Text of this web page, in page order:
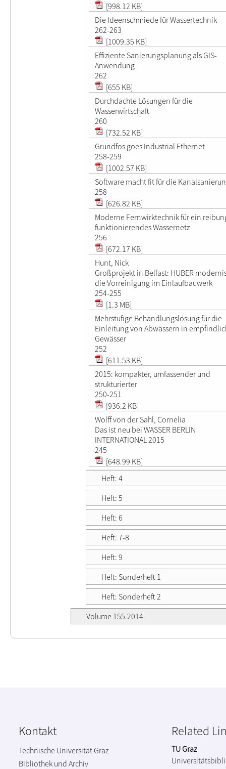
[998.12 KB]
Die Ideenschmiede für Wassertechnik
262-263
[1009.35 KB]
Effiziente Sanierungsplanung als GIS-
Anwendung
262
[655 KB]
Durchdachte Lösungen für die
Wasserwirtschaft
260
[732.52 KB]
Grundfos goes Industrial Ethernet
258-259
[1002.57 KB]
Software macht fit für die
258
[626.82 KB]
Moderne Fernwirktechnik für ein
funktionierendes Wassernetz
256
[672.17 KB]
Hunt, Nick
Großprojekt in Belfast: HUBER
die Vorreinigung im Einlaufbauwerk
254-255
[1.3 MB]
Mehrstufige Behandlungslösung für die
Einleitung von Abwässern in
Gewässer
252
[611.53 KB]
2015: kompakter, umfassender und
strukturierter
250-251
[936.2 KB]
Wolff von der Sahl, Cornelia
Das ist neu bei WASSER BERLIN
INTERNATIONAL 2015
245
[648.99 KB]
Heft: 4
Heft: 5
Heft: 6
Heft: 7-8
Heft: 9
Heft: Sonderheft 1
Heft: Sonderheft 2
Volume 155.2014
Kontakt
Technische Universität Graz
Bibliothek und Archiv
Related
TU Graz